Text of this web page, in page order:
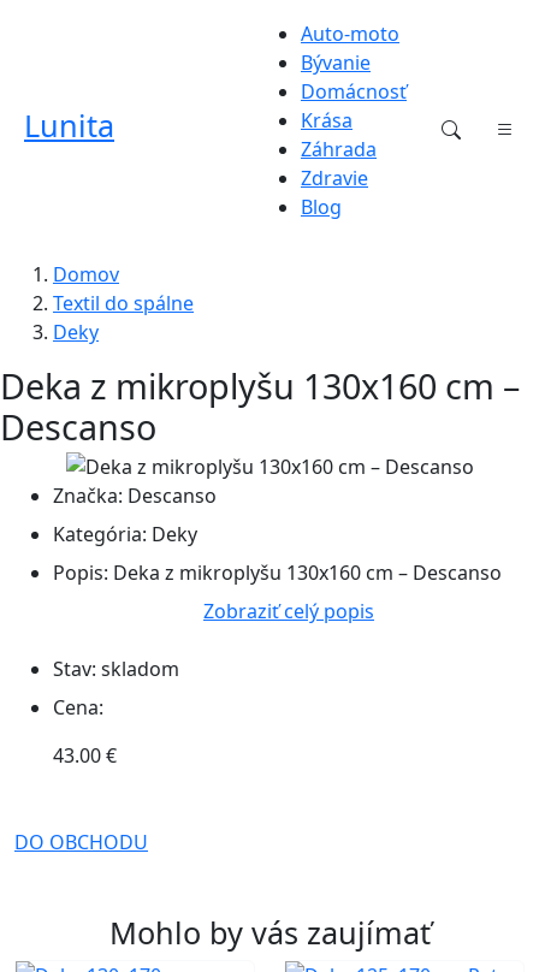
Lunita
Auto-moto
Bývanie
Domácnosť
Krása
Záhrada
Zdravie
Blog
Domov
Textil do spálne
Deky
Deka z mikroplyšu 130x160 cm –
Descanso
Značka: Descanso
Kategória: Deky
Popis: Deka z mikroplyšu 130x160 cm – Descanso
Zobraziť celý popis
Stav: skladom
Cena:
43.00 €
DO OBCHODU
Mohlo by vás zaujímať